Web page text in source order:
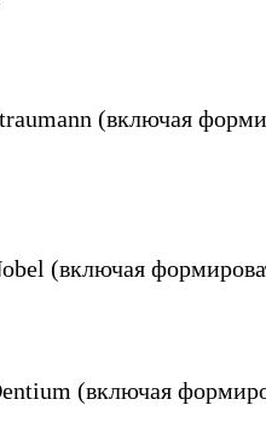
(включая
(включая
(включая